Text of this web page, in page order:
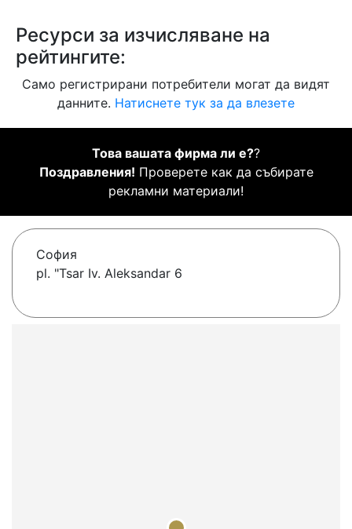
Ресурси за изчисляване на
рейтингите:
Само регистрирани потребители могат да видят
данните. Натиснете тук за да влезете
Това вашата фирма ли е??
Поздравления! Проверете как да събирате
рекламни материали!
София
pl. "Tsar Iv. Aleksandar 6